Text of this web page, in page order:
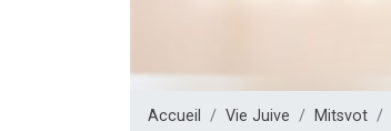
Accueil Vie Juive Mitsvot